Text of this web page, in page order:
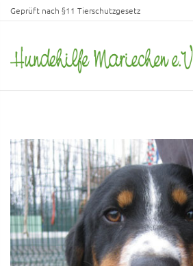
Geprüft nach §11 Tierschutzgesetz